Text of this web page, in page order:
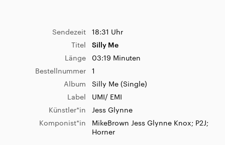
Sendezeit
18:31 Uhr
Titel
Silly Me
Länge
03:19 Minuten
Bestellnummer
1
Album
Silly Me (Single)
Label
UMI/ EMI
Künstler*in
Jess Glynne
Komponist*in
MikeBrown Jess Glynne Knox; P2J;
Horner